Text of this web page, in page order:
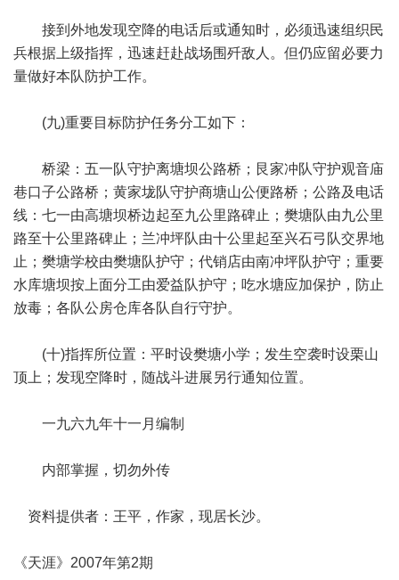
接到外地发现空降的电话后或通知时，必须迅速组织民
兵根据上级指挥，迅速赶赴战场围歼敌人。但仍应留必要力
量做好本队防护工作。
(九)重要目标防护任务分工如下：
桥梁：五一队守护离塘坝公路桥；艮家冲队守护观音庙
巷口子公路桥；黄家垅队守护商塘山公便路桥；公路及电话
线：七一由高塘坝桥边起至九公里路碑止；樊塘队由九公里
路至十公里路碑止；兰冲坪队由十公里起至兴石弓队交界地
止；樊塘学校由樊塘队护守；代销店由南冲坪队护守；重要
水库塘坝按上面分工由爱益队护守；吃水塘应加保护，防止
放毒；各队公房仓库各队自行守护。
(十)指挥所位置：平时设樊塘小学；发生空袭时设栗山
顶上；发现空降时，随战斗进展另行通知位置。
一九六九年十一月编制
内部掌握，切勿外传
资料提供者：王平，作家，现居长沙。
《天涯》2007年第2期